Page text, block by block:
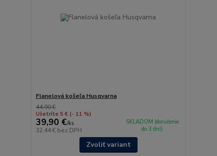
Flanelová košeľa Husqvarna
44,90 €
Ušetríte 5 € (- 11 %)
39,90 €/ks
32,44 € bez DPH
SKLADOM (doručenie
do 3 dní)
Zvoliť variant